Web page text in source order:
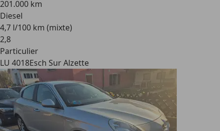
201.000 km
Diesel
4,7 l/100 km (mixte)
2,8
Particulier
LU 4018Esch Sur Alzette